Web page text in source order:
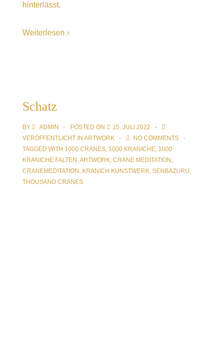
hinterlässt.
Weiterlesen ›
Schatz
BY ADMIN POSTED ON
15. JULI 2022
VERÖFFENTLICHT IN ARTWORK
NO COMMENTS
TAGGED WITH 1000 CRANES, 1000 KRANICHE, 1000
KRANICHE FALTEN ,ARTWORK, CRANE MEDITATION ,
CRANEMEDITATION , KRANICH KUNSTWERK, SENBAZURU,
THOUSAND CRANES